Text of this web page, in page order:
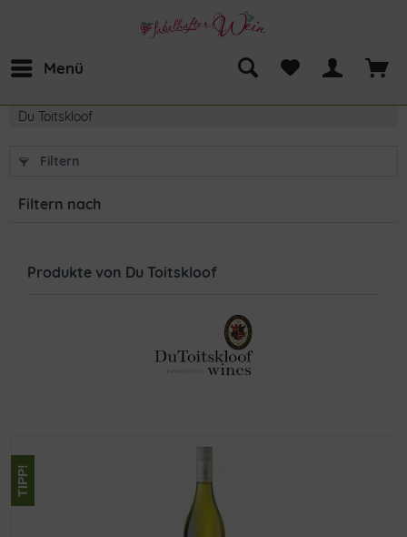
Menü
Du Toitskloof
Filtern
Filtern nach
Produkte von Du Toitskloof
TIPP!